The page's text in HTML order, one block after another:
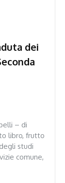
dei
– di
libro, frutto
studi
comune,